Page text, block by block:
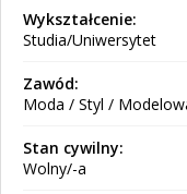
Wykształcenie:
Studia/Uniwersytet
Zawód:
Moda / Styl /
Stan cywilny:
Wolny/-a